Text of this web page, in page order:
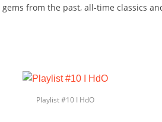
from the past, all-time classics
Playlist #10 I HdO